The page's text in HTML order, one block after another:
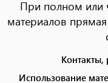
При полном или
материалов
menu
Контакты,
Использование